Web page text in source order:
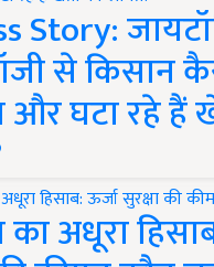
Story:
से किसान
और घटा रहे हैं
अधूरा